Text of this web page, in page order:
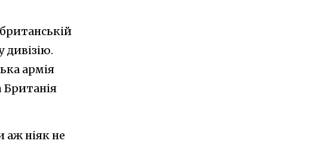
дивізію.
армія
Британія
аж ніяк не